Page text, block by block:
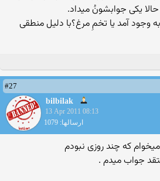
یكی جوابشونُ میداد.
وجود آمد یا تخمِ مرغ؟با دلیل منطقی
#27
bilbilak
13 Apr 2011 08:13
ارسالها: 1079
كه چند روزی نبودم
جواب میدم .